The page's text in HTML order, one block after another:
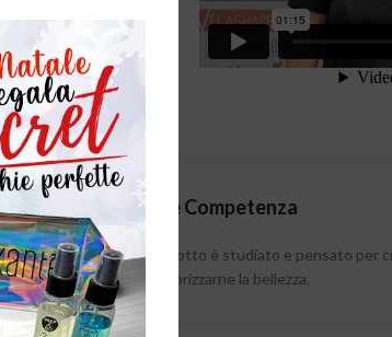
dei prodotti di
formule
e sensorialità.
Studio e Competenza
Ogni prodotto è studiato e pensato per
pelle e valorizzarne la bellezza.